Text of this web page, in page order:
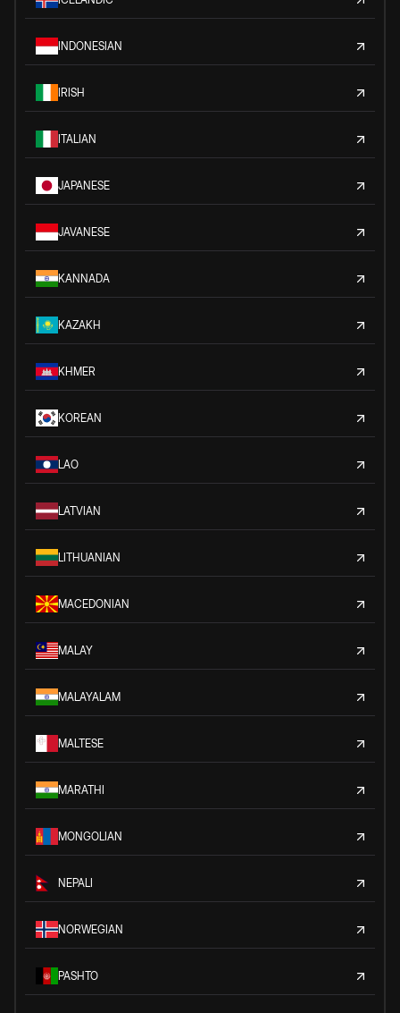
INDONESIAN
IRISH
ITALIAN
JAPANESE
JAVANESE
KANNADA
KAZAKH
KHMER
KOREAN
LAO
LATVIAN
LITHUANIAN
MACEDONIAN
MALAY
MALAYALAM
MALTESE
MARATHI
MONGOLIAN
NEPALI
NORWEGIAN
PASHTO